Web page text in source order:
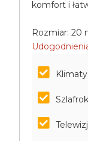
komfort i
Rozmiar: 20